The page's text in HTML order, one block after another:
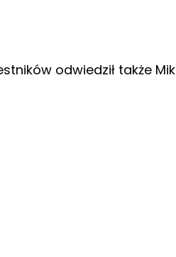
odwiedził także